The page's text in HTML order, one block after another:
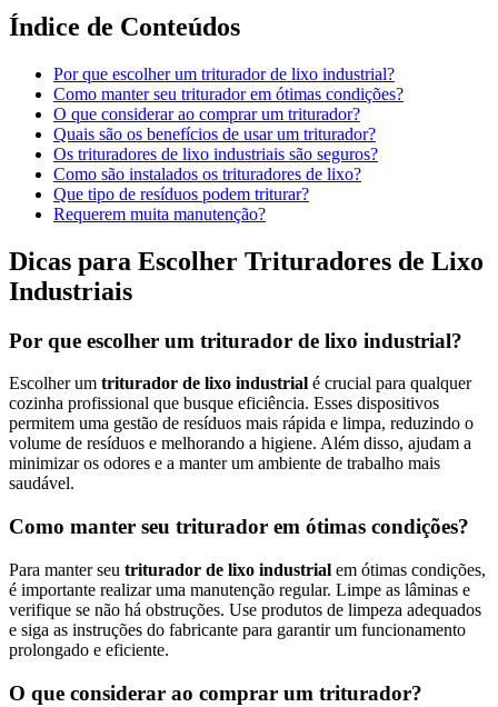
Índice de Conteúdos
Por que escolher um triturador de lixo industrial?
Como manter seu triturador em ótimas condições?
O que considerar ao comprar um triturador?
Quais são os benefícios de usar um triturador?
Os trituradores de lixo industriais são seguros?
Como são instalados os trituradores de lixo?
Que tipo de resíduos podem triturar?
Requerem muita manutenção?
Dicas para Escolher Trituradores de Lixo
Industriais
Por que escolher um triturador de lixo industrial?
Escolher um triturador de lixo industrial é crucial para qualquer
cozinha profissional que busque eficiência. Esses dispositivos
permitem uma gestão de resíduos mais rápida e limpa, reduzindo o
volume de resíduos e melhorando a higiene. Além disso, ajudam a
minimizar os odores e a manter um ambiente de trabalho mais
saudável.
Como manter seu triturador em ótimas condições?
Para manter seu triturador de lixo industrial em ótimas condições,
é importante realizar uma manutenção regular. Limpe as lâminas e
verifique se não há obstruções. Use produtos de limpeza adequados
e siga as instruções do fabricante para garantir um funcionamento
prolongado e eficiente.
O que considerar ao comprar um triturador?